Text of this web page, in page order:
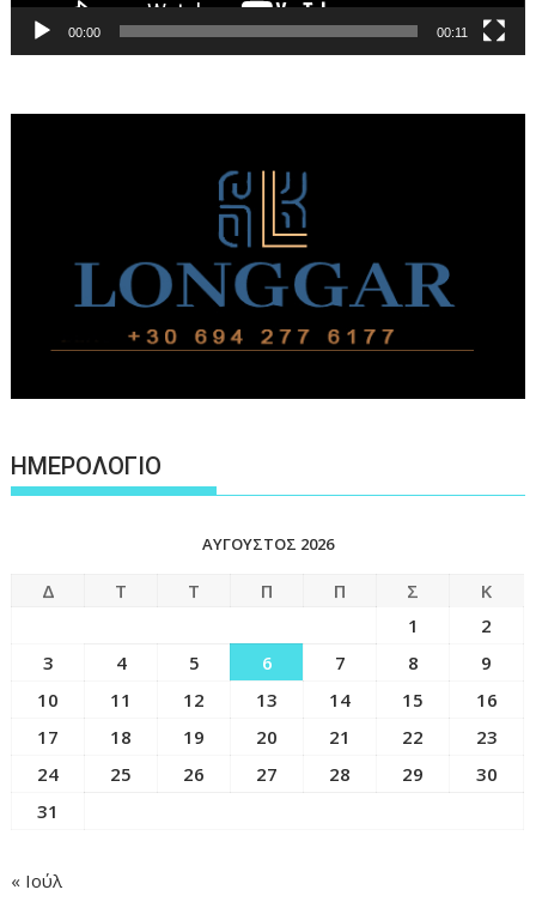
00:00 00:11
ΗΜΕΡΟΛΟΓΙΟ
ΑΎΓΟΥΣΤΟΣ 2026
Δ Τ Τ Π Π Σ
Κ
1
2
3
4 5 6 7 8
9
10
11 12 13 14 15
16
17
18 19 20 21 22
23
24
25 26 27 28 29
30
31
« Ιούλ